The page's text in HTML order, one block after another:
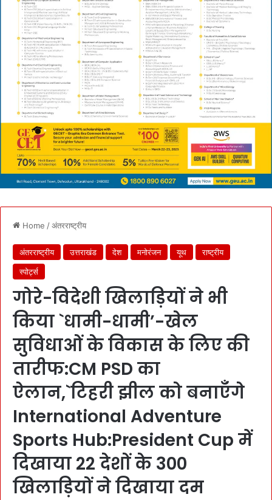
Home /अंतरराष्ट्रीय
अंतरराष्ट्रीय उत्तराखंड देश मनोरंजन यूथ
राष्ट्रीय
स्पोर्ट्स
गोरे-विदेशी खिलाड़ियों ने भी
किया `धामी-धामी’-खेल
सुविधाओं के विकास के लिए की
तारीफ:CM PSD का
ऐलान,`टिहरी झील को बनाएँगे
International Adventure
Sports Hub:President Cup में
दिखाया 22 देशों के 300
खिलाड़ियों ने दिखाया दम